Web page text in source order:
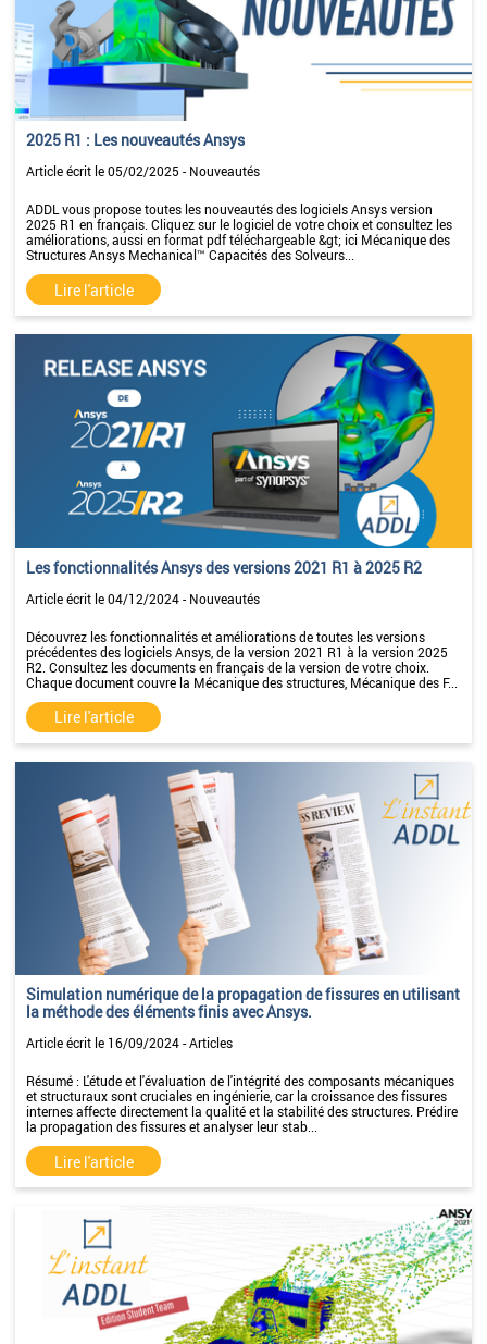
2025 R1 : Les nouveautés Ansys
Article écrit le 05/02/2025 - Nouveautés
ADDL vous propose toutes les nouveautés des logiciels Ansys version
2025 R1 en français. Cliquez sur le logiciel de votre choix et consultez les
améliorations, aussi en format pdf téléchargeable &gt; ici Mécanique des
Structures Ansys Mechanical™ Capacités des Solveurs...
Lire l'article
Les fonctionnalités Ansys des versions 2021 R1 à 2025 R2
Article écrit le 04/12/2024 - Nouveautés
Découvrez les fonctionnalités et améliorations de toutes les versions
précédentes des logiciels Ansys, de la version 2021 R1 à la version 2025
R2. Consultez les documents en français de la version de votre choix.
Chaque document couvre la Mécanique des structures, Mécanique des F...
Lire l'article
Simulation numérique de la propagation de fissures en utilisant
la méthode des éléments finis avec Ansys.
Article écrit le 16/09/2024 - Articles
Résumé : L'étude et l'évaluation de l'intégrité des composants mécaniques
et structuraux sont cruciales en ingénierie, car la croissance des fissures
internes affecte directement la qualité et la stabilité des structures. Prédire
la propagation des fissures et analyser leur stab...
Lire l'article